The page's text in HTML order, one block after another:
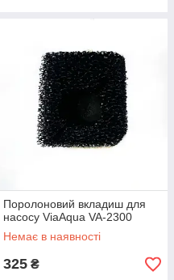
Поролоновий вкладиш для
насосу ViaAqua VA-2300
Немає в наявності
325 ₴